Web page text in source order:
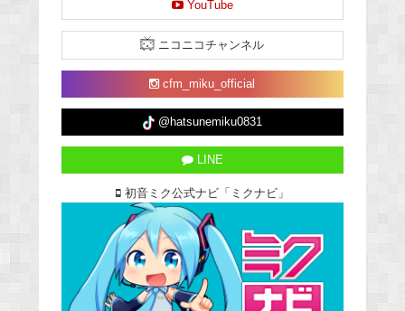
YouTube
ニコニコチャンネル
cfm_miku_official
@hatsunemiku0831
LINE
初音ミク公式ナビ「ミクナビ」